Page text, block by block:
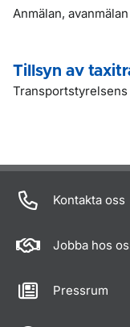
Anmälan,
Tillsyn av
Kontakta oss
Jobba hos
Pressrum